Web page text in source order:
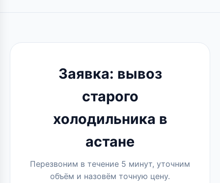
Заявка: вывоз
старого
холодильника в
астане
Перезвоним в течение 5 минут, уточним
объём и назовём точную цену.